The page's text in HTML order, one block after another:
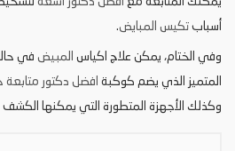
أسباب تكيس المبايض.
وفي الختام، يمكن علاج اكياس المبيض في
المتميز الذي يضم كوكبة افضل دكتور
وكذلك الأجهزة المتطورة التي يمكنها